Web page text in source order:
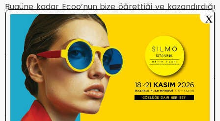
Bugüne kadar Ecoo’nun bize öğrettiği ve kazandırdığı
ne oldu? Mesleğimize ne katkısı olmuştur? Elimizdeki
belgeler Avrupa diplomasına eşdeğer olsa bize ne
faydası olacaktır?
Sonuç olarak
’’YOK ASLINDA BİRBİRİMİZDEN FARKIMIZ AMA
BİZ OSMANLI BANKASIYIZ’’
Tüm meslektaşlarıma hayırlı işler bol bereketli günler
dilerim.
X